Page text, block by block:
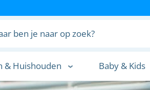
& Huishouden Baby & Kids